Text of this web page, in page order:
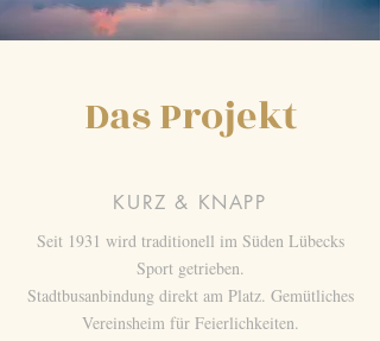
Das Projekt
KURZ & KNAPP
Seit 1931 wird traditionell im Süden Lübecks
Sport getrieben.
Stadtbusanbindung direkt am Platz. Gemütliches
Vereinsheim für Feierlichkeiten.